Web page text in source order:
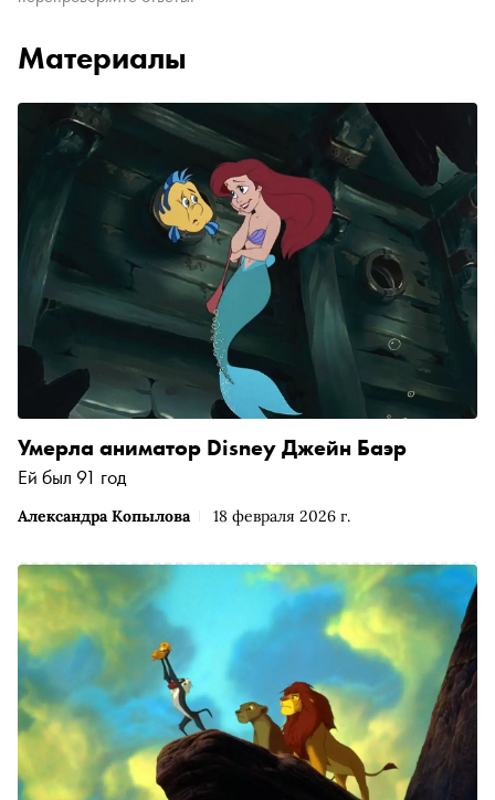
Материалы
Александра Копылова 18 февраля 2026 г.
Умерла аниматор Disney Джейн Баэр
Ей был 91 год